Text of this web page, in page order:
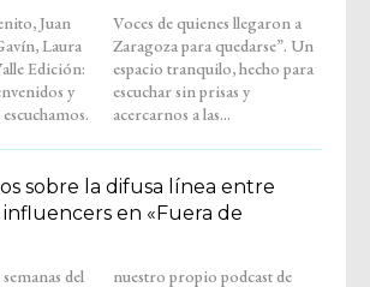
Juan
Laura
a
Un
acercarnos a las...
sobre la difusa línea entre
influencers en «Fuera de
del
de